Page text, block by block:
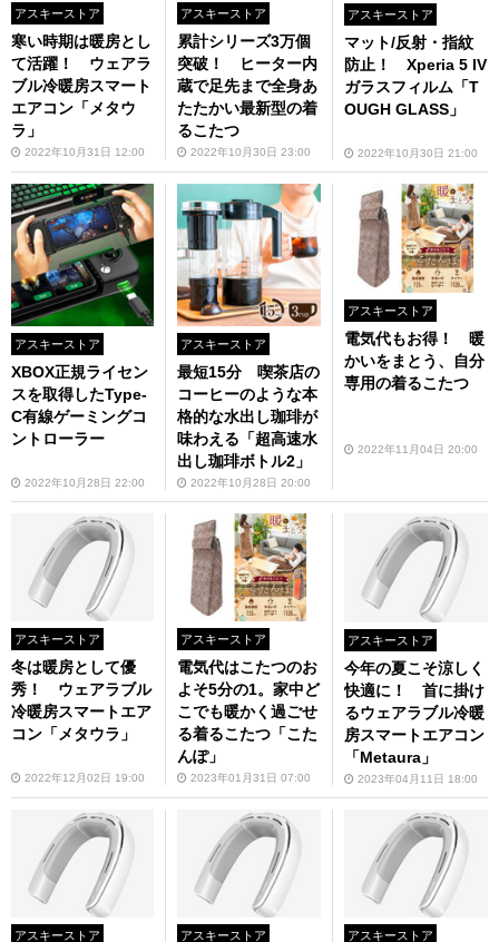
アスキーストア
寒い時期は暖房とし
て活躍！ ウェアラ
ブル冷暖房スマート
エアコン「メタウ
ラ」
2022年10月31日 12:00
アスキーストア
累計シリーズ3万個
突破！ ヒーター内
蔵で足先まで全身あ
たたかい最新型の着
るこたつ
2022年10月30日 23:00
アスキーストア
マット/反射・指紋
防止！ Xperia 5 IV
ガラスフィルム「T
OUGH GLASS」
2022年10月30日 21:00
アスキーストア
XBOX正規ライセン
スを取得したType-
C有線ゲーミングコ
ントローラー
2022年10月28日 22:00
アスキーストア
最短15分 喫茶店の
コーヒーのような本
格的な水出し珈琲が
味わえる「超高速水
出し珈琲ボトル2」
2022年10月28日 20:00
アスキーストア
電気代もお得！ 暖
かいをまとう、自分
専用の着るこたつ
2022年11月04日 20:00
アスキーストア
冬は暖房として優
秀！ ウェアラブル
冷暖房スマートエア
コン「メタウラ」
2022年12月02日 19:00
アスキーストア
電気代はこたつのお
よそ5分の1。家中ど
こでも暖かく過ごせ
る着るこたつ「こた
んぽ」
2023年01月31日 07:00
アスキーストア
今年の夏こそ涼しく
快適に！ 首に掛け
るウェアラブル冷暖
房スマートエアコン
「Metaura」
2023年04月11日 18:00
アスキーストア アスキーストア アスキーストア